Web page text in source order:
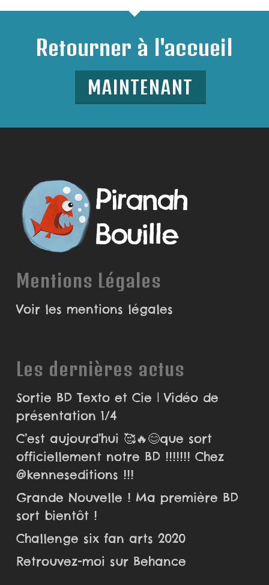
Retourner à l'accueil
MAINTENANT
Mentions Légales
Voir les mentions légales
Les dernières actus
Sortie BD Texto et Cie | Vidéo de
présentation 1/4
C’est aujourd’hui 🥰🔥😊que sort
officiellement notre BD !!!!!!! Chez
@kenneseditions !!!
Grande Nouvelle ! Ma première BD
sort bientôt !
Challenge six fan arts 2020
Retrouvez-moi sur Behance